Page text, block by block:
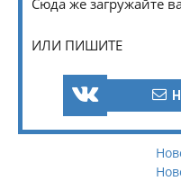
ИЛИ ПИШИТЕ